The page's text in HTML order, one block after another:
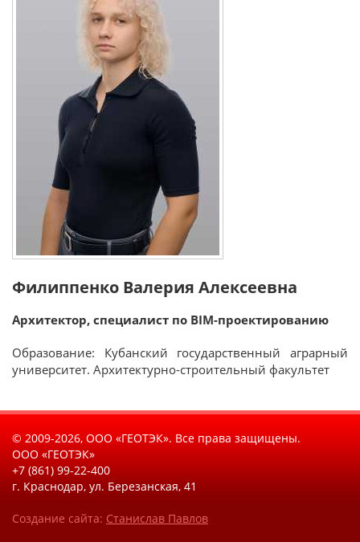
Филиппенко Валерия Алексеевна
Архитектор, специалист по BIM-проектированию
Образование: Кубанский государственный аграрный
университет. Архитектурно-строительный факультет
© 2009-2026, ООО «ГЕОТЭК». Все права защищены.
ООО «ГЕОТЭК»
+7 (861) 99-22-400
г. Краснодар, ул. Березанская, 41
Создание сайта: Станислав Павлов